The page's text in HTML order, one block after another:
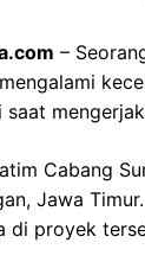
–
Cabang
Jawa
di proyek